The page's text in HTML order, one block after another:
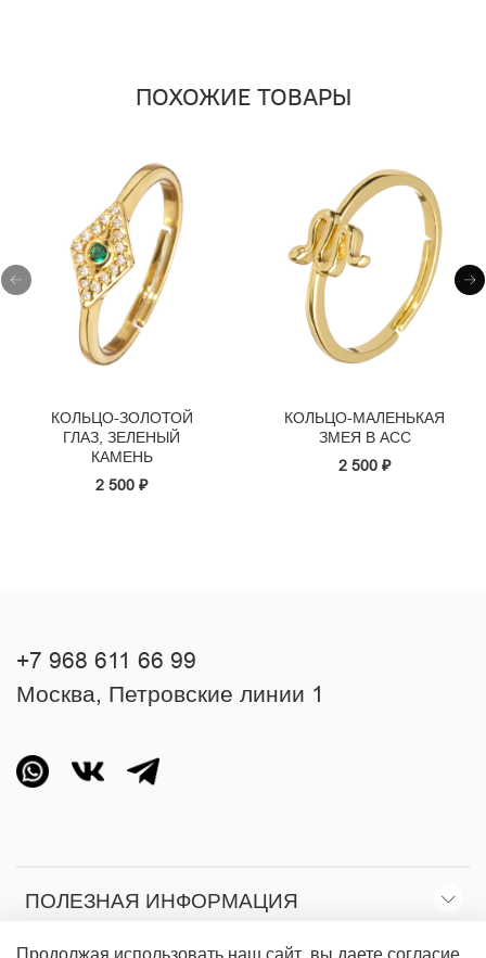
ПОХОЖИЕ ТОВАРЫ
КОЛЬЦО-ЗОЛОТОЙ
ГЛАЗ, ЗЕЛЕНЫЙ
КАМЕНЬ
2 500 ₽
КОЛЬЦО-МАЛЕНЬКАЯ
ЗМЕЯ В АСС
2 500 ₽
ПОЛЕЗНАЯ ИНФОРМАЦИЯ
+7 968 611 66 99
Москва, Петровские линии 1
Продолжая использовать наш сайт, вы даете согласие